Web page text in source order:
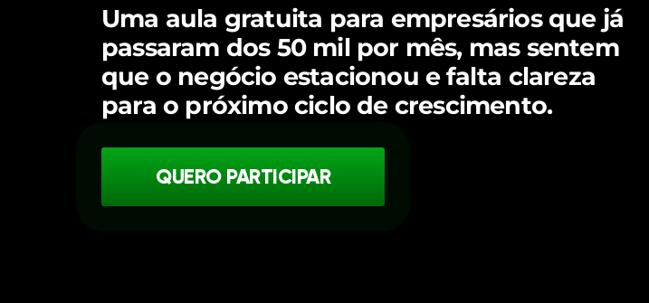
Uma aula gratuita para empresários que já
passaram dos 50 mil por mês, mas sentem
que o negócio estacionou e falta clareza
para o próximo ciclo de crescimento.
QUERO PARTICIPAR